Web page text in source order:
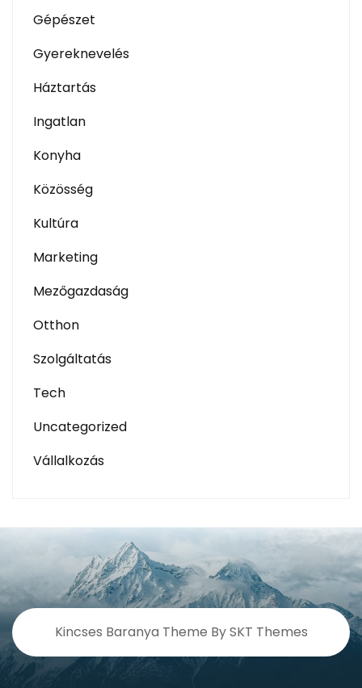
Gépészet
Gyereknevelés
Háztartás
Ingatlan
Konyha
Közösség
Kultúra
Marketing
Mezőgazdaság
Otthon
Szolgáltatás
Tech
Uncategorized
Vállalkozás
Kincses Baranya Theme By SKT Themes